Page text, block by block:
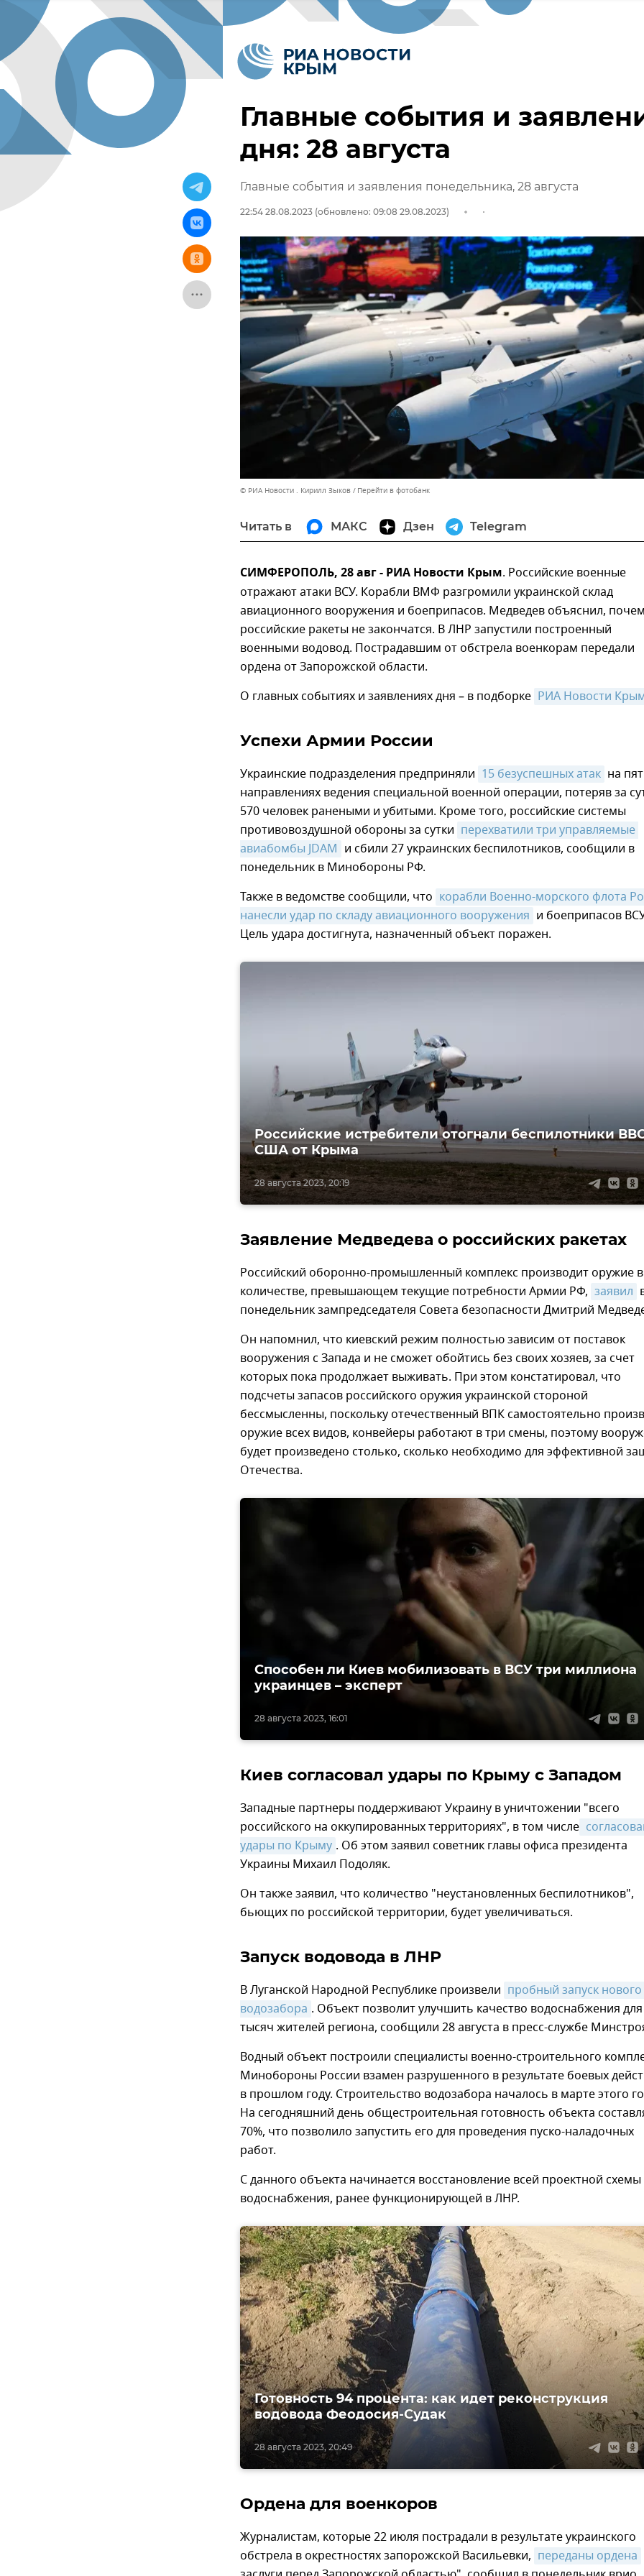
Главные события и
дня: 28 августа
Главные события и заявления понедельника, 28 августа
22:54 28.08.2023 (обновлено: 09:08 29.08.2023)
© РИА Новости . Кирилл Зыков Перейти в фотобанк
Читать в МАКС Дзен Telegram
СИМФЕРОПОЛЬ, 28 авг - РИА Новости Крым. Российские военные
отражают атаки ВСУ. Корабли ВМФ разгромили украинской склад
авиационного вооружения и боеприпасов. Медведев объяснил,
российские ракеты не закончатся. В ЛНР запустили построенный
военными водовод. Пострадавшим от обстрела военкорам передали
ордена от Запорожской области.
О главных событиях и заявлениях дня – в подборке РИА Новости
Успехи Армии России
Украинские подразделения предприняли 15 безуспешных атак на
направлениях ведения специальной военной операции, потеряв за
570 человек ранеными и убитыми. Кроме того, российские системы
противовоздушной обороны за сутки перехватили три управляемые
авиабомбы JDAM и сбили 27 украинских беспилотников, сообщили в
понедельник в Минобороны РФ.
Также в ведомстве сообщили, что корабли Военно-морского флота
нанесли удар по складу авиационного вооружения и боеприпасов
Цель удара достигнута, назначенный объект поражен.
28 августа 2023, 20:19
Российские истребители отогнали беспилотники
США от Крыма
Заявление Медведева о российских ракетах
Российский оборонно-промышленный комплекс производит оружие в
количестве, превышающем текущие потребности Армии РФ, заявил
понедельник зампредседателя Совета безопасности Дмитрий
Он напомнил, что киевский режим полностью зависим от поставок
вооружения с Запада и не сможет обойтись без своих хозяев, за счет
которых пока продолжает выживать. При этом констатировал, что
подсчеты запасов российского оружия украинской стороной
бессмысленны, поскольку отечественный ВПК самостоятельно
оружие всех видов, конвейеры работают в три смены, поэтому
будет произведено столько, сколько необходимо для эффективной
Отечества.
28 августа 2023, 16:01
Способен ли Киев мобилизовать в ВСУ три миллиона
украинцев – эксперт
Киев согласовал удары по Крыму с Западом
Западные партнеры поддерживают Украину в уничтожении "всего
российского на оккупированных территориях", в том числе
удары по Крыму . Об этом заявил советник главы офиса президента
Украины Михаил Подоляк.
Он также заявил, что количество "неустановленных беспилотников",
бьющих по российской территории, будет увеличиваться.
Запуск водовода в ЛНР
В Луганской Народной Республике произвели пробный запуск нового
водозабора . Объект позволит улучшить качество водоснабжения
тысяч жителей региона, сообщили 28 августа в пресс-службе
Водный объект построили специалисты военно-строительного
Минобороны России взамен разрушенного в результате боевых
в прошлом году. Строительство водозабора началось в марте этого
На сегодняшний день общестроительная готовность объекта
70%, что позволило запустить его для проведения пуско-наладочных
работ.
С данного объекта начинается восстановление всей проектной схемы
водоснабжения, ранее функционирующей в ЛНР.
28 августа 2023, 20:49
Готовность 94 процента: как идет реконструкция
водовода Феодосия-Судак
Ордена для военкоров
Журналистам, которые 22 июля пострадали в результате украинского
обстрела в окрестностях запорожской Васильевки, переданы ордена